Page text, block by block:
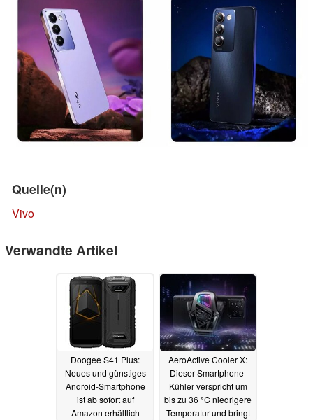
Quelle(n)
Vivo
Verwandte Artikel
Doogee S41 Plus:
Neues und günstiges
Android-Smartphone
ist ab sofort auf
Amazon erhältlich
AeroActive Cooler X:
Dieser Smartphone-
Kühler verspricht um
bis zu 36 °C niedrigere
Temperatur und bringt